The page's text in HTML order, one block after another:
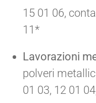
15 01 06,
11*
Lavorazioni
polveri
01 03, 12 01